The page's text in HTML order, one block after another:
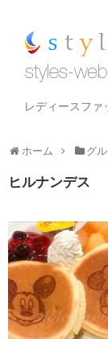
レディースファ
ホーム グ
ヒルナンデス